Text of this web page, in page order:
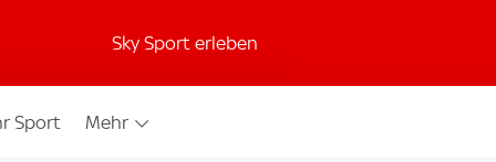
Sky Sport erleben
Sport Mehr